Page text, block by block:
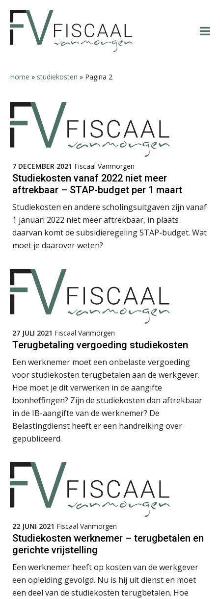
hoofdnavigatie
hoofd
eerste
voettekst
Home » studiekosten » Pagina 2
7 DECEMBER 2021 Fiscaal Vanmorgen
Studiekosten vanaf 2022 niet meer
aftrekbaar – STAP-budget per 1 maart
Studiekosten en andere scholingsuitgaven zijn vanaf
1 januari 2022 niet meer aftrekbaar, in plaats
daarvan komt de subsidieregeling STAP-budget. Wat
moet je daarover weten?
27 JULI 2021 Fiscaal Vanmorgen
Terugbetaling vergoeding studiekosten
Een werknemer moet een onbelaste vergoeding
voor studiekosten terugbetalen aan de werkgever.
Hoe moet je dit verwerken in de aangifte
loonheffingen? Zijn de studiekosten dan aftrekbaar
in de IB-aangifte van de werknemer? De
Belastingdienst heeft er een handreiking over
gepubliceerd.
22 JUNI 2021 Fiscaal Vanmorgen
Studiekosten werknemer – terugbetalen en
gerichte vrijstelling
Een werknemer heeft op kosten van de werkgever
een opleiding gevolgd. Nu is hij uit dienst en moet
een deel van de studiekosten terugbetalen. Hoe
Joost Severs
Roger van de Berg
Hans Geuns
Teunis van den Berg
Bart Koreman
Kees Beishuizen
Hans Tabak